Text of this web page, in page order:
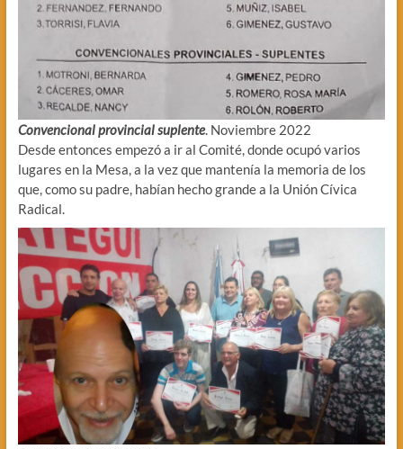
Convencional provincial suplente. Noviembre 2022
Desde entonces empezó a ir al Comité, donde ocupó varios
lugares en la Mesa, a la vez que mantenía la memoria de los
que, como su padre, habían hecho grande a la Unión Cívica
Radical.